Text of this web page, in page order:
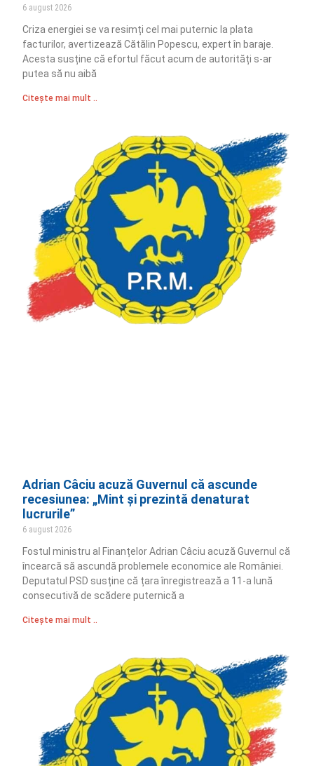
6 august 2026
Criza energiei se va resimți cel mai puternic la plata
facturilor, avertizează Cătălin Popescu, expert în baraje.
Acesta susține că efortul făcut acum de autorități s-ar
putea să nu aibă
Citește mai mult ..
Adrian Câciu acuză Guvernul că ascunde
recesiunea: „Mint și prezintă denaturat
lucrurile”
6 august 2026
Fostul ministru al Finanțelor Adrian Câciu acuză Guvernul că
încearcă să ascundă problemele economice ale României.
Deputatul PSD susține că țara înregistrează a 11-a lună
consecutivă de scădere puternică a
Citește mai mult ..